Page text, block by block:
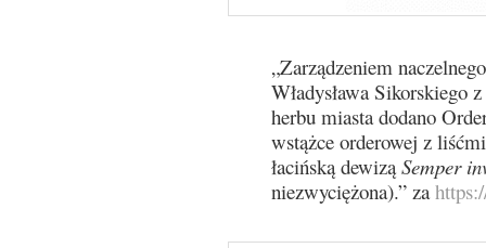
„Zarządzeniem
Władysława Sikorskiego
herbu miasta dodano
wstążce orderowej z
łacińską dewiząSemper
niezwyciężona).” za